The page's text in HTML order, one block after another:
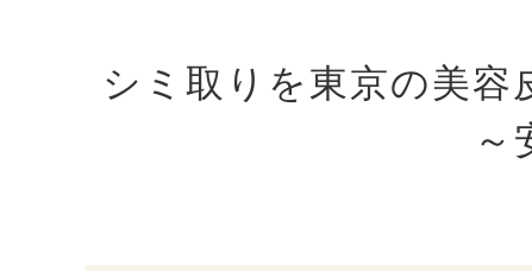
シミ取りを東京の美
～